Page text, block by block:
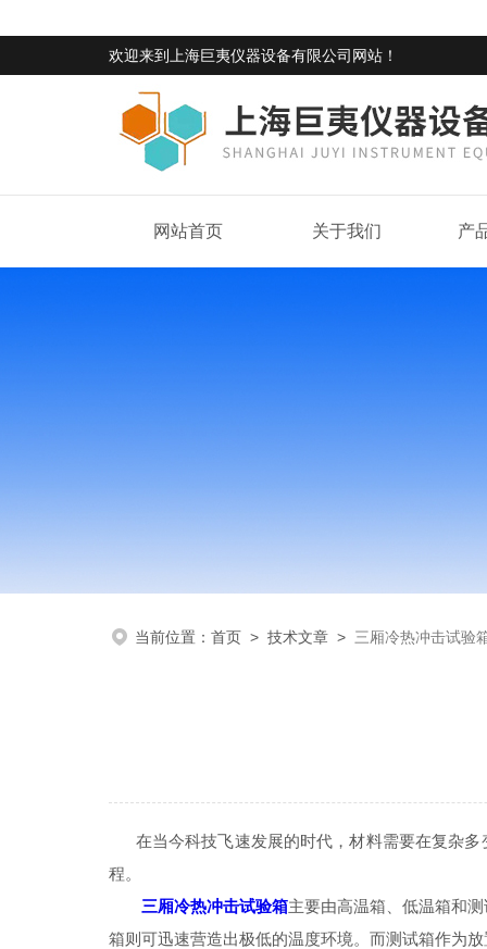
欢迎来到 上海巨夷仪器设备有限公司网站 ！
网站首页 关于我们 产
当前位置： 首页 > 技术文章 > 三厢冷热冲击试验
在当今科技飞速发展的时代，材料需要在复杂多
程。
三厢冷热冲击试验箱主要由高温箱、低温箱和
箱则可迅速营造出极低的温度环境。而测试箱作为